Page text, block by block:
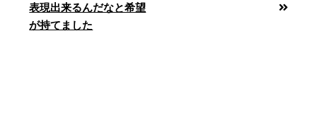
表現出来るんだなと希望
が持てました